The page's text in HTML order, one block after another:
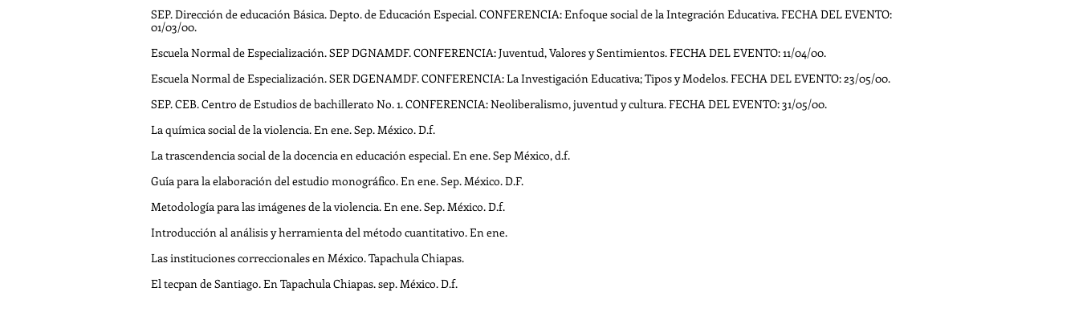
SEP. Dirección de educación Básica. Depto. de Educación Especial. CONFERENCIA: Enfoque social de la Integración Educativa. FECHA DEL EVENTO:
01/03/00.
Escuela Normal de Especialización. SEP DGNAMDF. CONFERENCIA: Juventud, Valores y Sentimientos. FECHA DEL EVENTO: 11/04/00.
Escuela Normal de Especialización. SER DGENAMDF. CONFERENCIA: La Investigación Educativa; Tipos y Modelos. FECHA DEL EVENTO: 23/05/00.
SEP. CEB. Centro de Estudios de bachillerato No. 1. CONFERENCIA: Neoliberalismo, juventud y cultura. FECHA DEL EVENTO: 31/05/00.
La química social de la violencia. En ene. Sep. México. D.f.
La trascendencia social de la docencia en educación especial. En ene. Sep México, d.f.
Guía para la elaboración del estudio monográfico. En ene. Sep. México. D.F.
Metodología para las imágenes de la violencia. En ene. Sep. México. D.f.
Introducción al análisis y herramienta del método cuantitativo. En ene.
Las instituciones correccionales en México. Tapachula Chiapas.
El tecpan de Santiago. En Tapachula Chiapas. sep. México. D.f.